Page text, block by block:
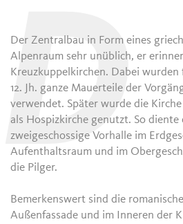
Der Zentralbau in Form eines
Alpenraum sehr unüblich, er
Kreuzkuppelkirchen. Dabei
12. Jh. ganze Mauerteile der
verwendet. Später wurde die
als Hospizkirche genutzt. So diente
zweigeschossige Vorhalle im
Aufenthaltsraum und im
die Pilger.
Bemerkenswert sind die
Außenfassade und im Inneren der